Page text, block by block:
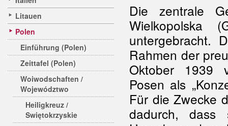
Litauen
Polen
Einführung (Polen)
Zeittafel (Polen)
Woiwodschaften /
Województwo
Heiligkreuz /
Swiętokrzyskie
Die zentrale
Wielkopolska
untergebracht.
Rahmen der
Oktober 1939
Posen als
Für die Zwecke
dadurch, dass